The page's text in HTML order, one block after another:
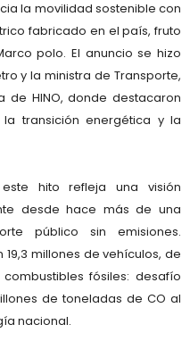
la movilidad sostenible con
fabricado en el país, fruto
polo. El anuncio se hizo
y la ministra de Transporte,
de HINO, donde destacaron
transición energética y la
hito refleja una visión
desde hace más de una
público sin emisiones.
millones de vehículos, de
fósiles: desafío
de toneladas de CO al
nacional.